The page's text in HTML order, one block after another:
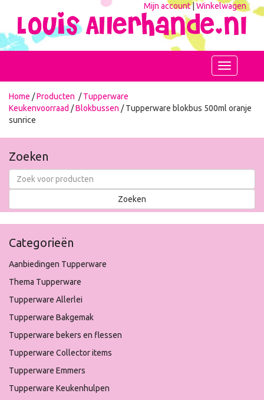
Mijn account|Winkelwagen
Toggle
navigation
Home /Producten /Tupperware
Keukenvoorraad /Blokbussen / Tupperware blokbus 500ml oranje
sunrice
Zoeken
Categorieën
Aanbiedingen Tupperware
Thema Tupperware
Tupperware Allerlei
Tupperware Bakgemak
Tupperware bekers en flessen
Tupperware Collector items
Tupperware Emmers
Tupperware Keukenhulpen